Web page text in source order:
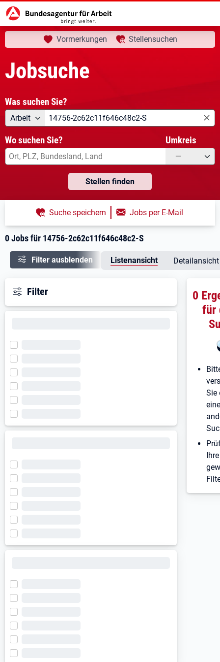
Startseite Jobsuche aktuelle Seite:
Ihre Suche
Vormerkungen Stellensuchen
Jobsuche
Was suchen Sie?
Angebotsart
Arbeit Was suchen Sie?
Wo suchen Sie? Umkreis
—
Stellen finden
0 Jobs für 14756-2c62c11f646c48c2-S
Suche speichern | Jobs per E-Mail
Filter ausblenden Listenansicht Detailansicht
Filter
0
für
Sie
Ihre